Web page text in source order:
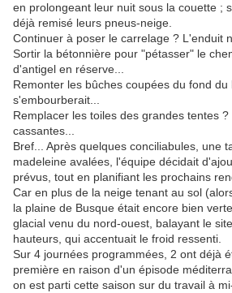
en prolongeant leur nuit sous la couette ;
déjà remisé leurs pneus-neige.
Continuer à poser le carrelage ? L'enduit
Sortir la bétonnière pour "pétasser" le
d'antigel en réserve...
Remonter les bûches coupées du fond
s'embourberait...
Remplacer les toiles des grandes tentes
cassantes...
Bref... Après quelques conciliabules, une
madeleine avalées, l'équipe décidait
prévus, tout en planifiant les prochains
Car en plus de la neige tenant au sol
la plaine de Busque était encore bien
glacial venu du nord-ouest, balayant le
hauteurs, qui accentuait le froid ressenti.
Sur 4 journées programmées, 2 ont déjà
première en raison d'un épisode
on est parti cette saison sur du travail à